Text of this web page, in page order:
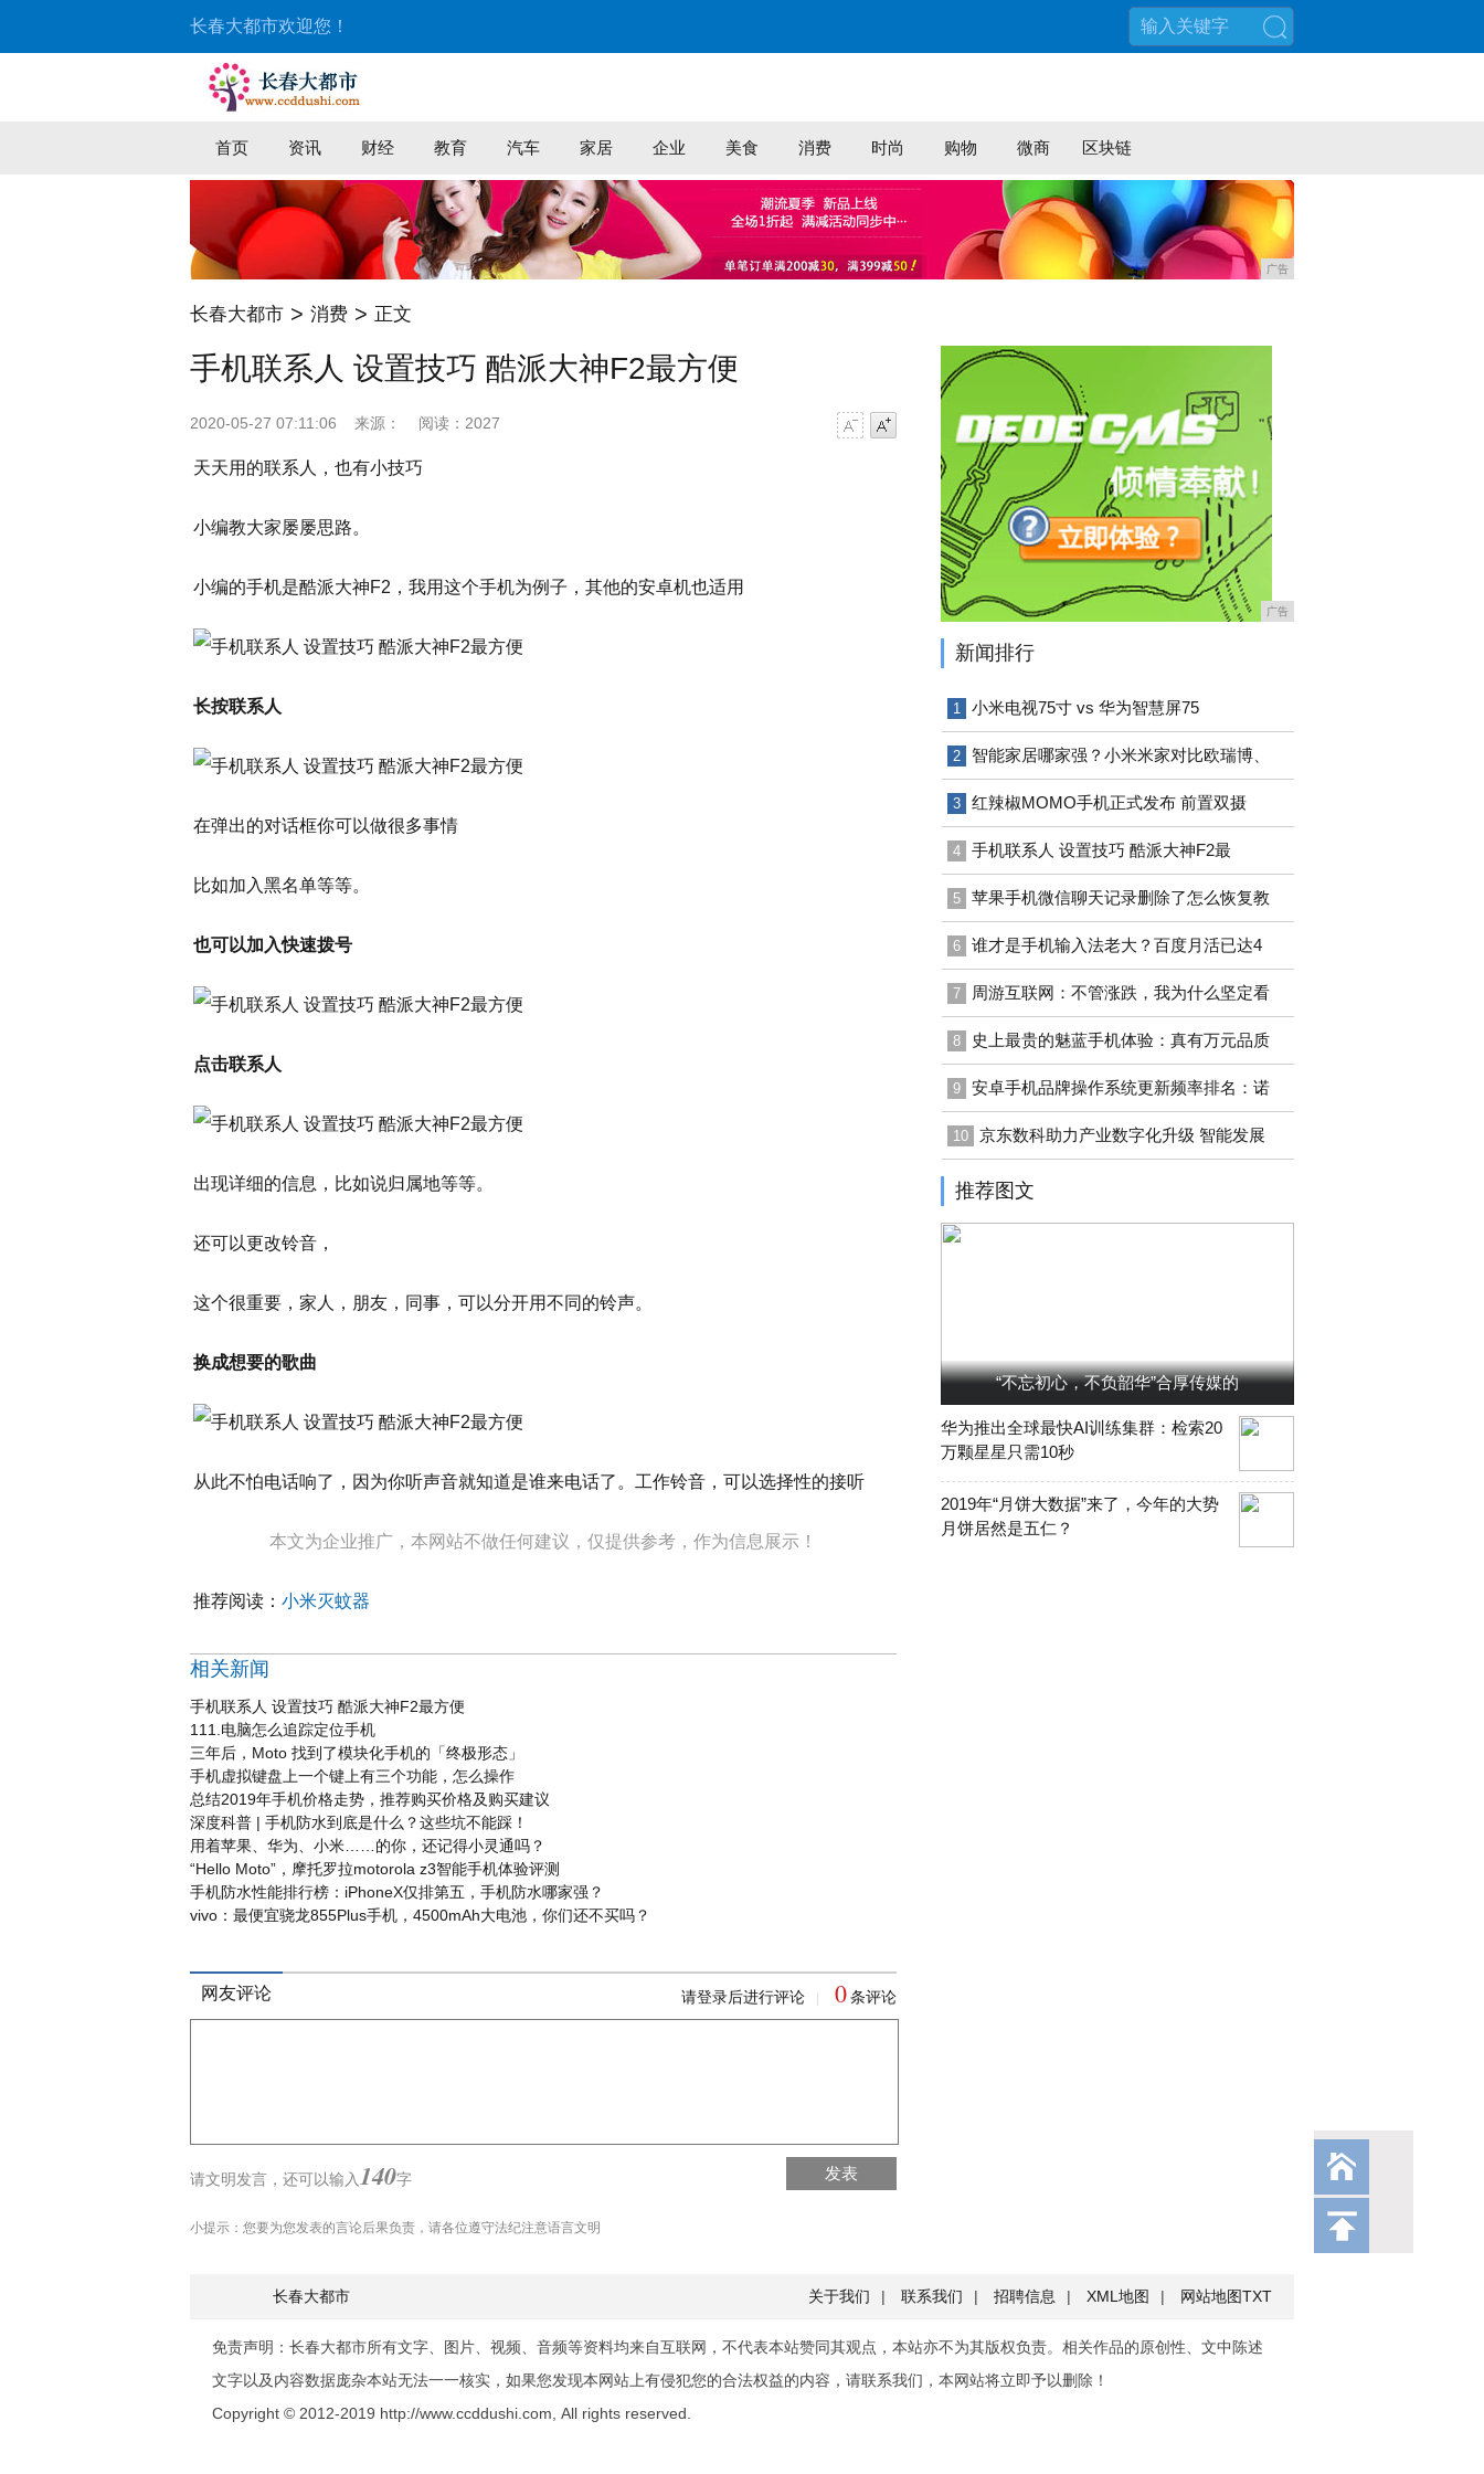
长春大都市欢迎您！
首页 资讯 财经 教育 汽车 家居 企业 美食 消费 时尚 购物 微商 区块链
广告
长春大都市 > 消费 > 正文
手机联系人 设置技巧 酷派大神F2最方便
2020-05-27 07:11:06 来源： 阅读：2027
天天用的联系人，也有小技巧
小编教大家屡屡思路。
小编的手机是酷派大神F2，我用这个手机为例子，其他的安卓机也适用
长按联系人
在弹出的对话框你可以做很多事情
比如加入黑名单等等。
也可以加入快速拨号
点击联系人
出现详细的信息，比如说归属地等等。
还可以更改铃音，
这个很重要，家人，朋友，同事，可以分开用不同的铃声。
换成想要的歌曲
从此不怕电话响了，因为你听声音就知道是谁来电话了。工作铃音，可以选择性的接听
本文为企业推广，本网站不做任何建议，仅提供参考，作为信息展示！
推荐阅读： 小米灭蚊器
相关新闻
手机联系人 设置技巧 酷派大神F2最方便
111.电脑怎么追踪定位手机
三年后，Moto 找到了模块化手机的「终极形态」
手机虚拟键盘上一个键上有三个功能，怎么操作
总结2019年手机价格走势，推荐购买价格及购买建议
深度科普 | 手机防水到底是什么？这些坑不能踩！
用着苹果、华为、小米……的你，还记得小灵通吗？
“Hello Moto”，摩托罗拉motorola z3智能手机体验评测
手机防水性能排行榜：iPhoneX仅排第五，手机防水哪家强？
vivo：最便宜骁龙855Plus手机，4500mAh大电池，你们还不买吗？
网友评论 请登录后进行评论 0条评论
请文明发言， 还可以输入140字 发表
小提示：您要为您发表的言论后果负责，请各位遵守法纪注意语言文明
广告
新闻排行
1 小米电视75寸 vs 华为智慧屏75
2 智能家居哪家强？小米米家对比欧瑞博、
3 红辣椒MOMO手机正式发布 前置双摄
4 手机联系人 设置技巧 酷派大神F2最
5 苹果手机微信聊天记录删除了怎么恢复教
6 谁才是手机输入法老大？百度月活已达4
7 周游互联网：不管涨跌，我为什么坚定看
8 史上最贵的魅蓝手机体验：真有万元品质
9 安卓手机品牌操作系统更新频率排名：诺
10 京东数科助力产业数字化升级 智能发展
推荐图文
“不忘初心，不负韶华”合厚传媒的
华为推出全球最快AI训练集群：检索20
万颗星星只需10秒
2019年“月饼大数据”来了，今年的大势
月饼居然是五仁？
回到首页
长春大都市 关于我们 | 联系我们 | 招聘信息 | XML地图 | 网站地图TXT
免责声明：长春大都市所有文字、图片、视频、音频等资料均来自互联网，不代表本站赞同其观点，本站亦不为其版权负责。相关作品的原创性、文中陈述
文字以及内容数据庞杂本站无法一一核实，如果您发现本网站上有侵犯您的合法权益的内容，请联系我们，本网站将立即予以删除！
Copyright © 2012-2019 http://www.ccddushi.com, All rights reserved.